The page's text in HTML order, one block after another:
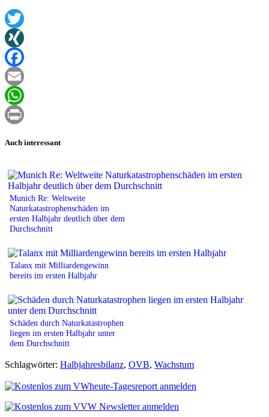
Twitter
XING
Facebook
Email
WhatsApp
Auch interessant
Munich Re: Weltweite
Naturkatastrophenschäden im
ersten Halbjahr deutlich über dem
Durchschnitt
Talanx mit Milliardengewinn
bereits im ersten Halbjahr
Schäden durch Naturkatastrophen
liegen im ersten Halbjahr unter
dem Durchschnitt
Schlagwörter: Halbjahresbilanz, OVB, Wachstum